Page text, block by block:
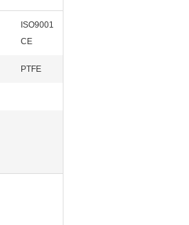
ISO9001
CE
PTFE